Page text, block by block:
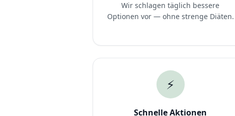
Wir schlagen täglich bessere
Optionen vor — ohne strenge Diäten.
⚡
Schnelle Aktionen